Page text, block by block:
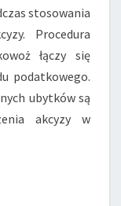
stosowania
Procedura
łączy się
podatkowego.
ubytków są
akcyzy w